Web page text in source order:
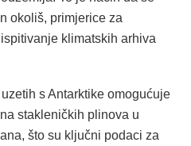
okoliš, primjerice za
klimatskih arhiva
s Antarktike omogućuje
stakleničkih plinova u
što su ključni podaci za